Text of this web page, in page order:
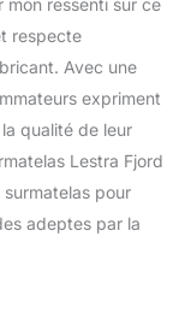
respecte
Avec une
expriment
qualité de leur
Lestra Fjord
pour
adeptes par la